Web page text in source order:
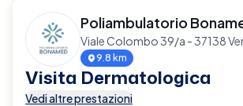
Poliambulatorio
Viale Colombo 39/a - 37138
9.8 km
Visita Dermatologica
Vedi altre prestazioni